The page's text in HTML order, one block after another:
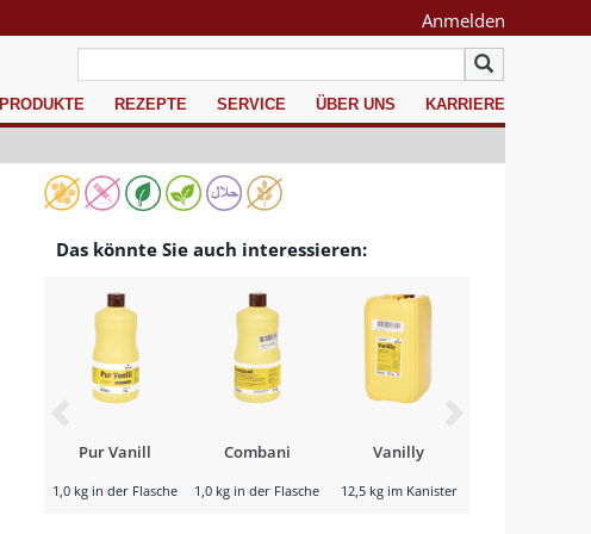
Anmelden
PRODUKTE REZEPTE SERVICE ÜBER UNS KARRIERE
Das könnte Sie auch interessieren:
Pur Vanill
1,0 kg in der Flasche
Combani
1,0 kg in der Flasche
Vanilly
12,5 kg im Kanister